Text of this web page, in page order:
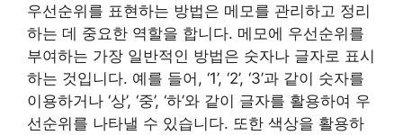
우선순위를 표현하는 방법은 메모를 관리하고 정리
하는 데 중요한 역할을 합니다. 메모에 우선순위를
부여하는 가장 일반적인 방법은 숫자나 글자로 표시
하는 것입니다. 예를 들어, ‘1’, ‘2’, ‘3’과 같이 숫자를
이용하거나 ‘상’, ‘중’, ‘하’와 같이 글자를 활용하여 우
선순위를 나타낼 수 있습니다. 또한 색상을 활용하